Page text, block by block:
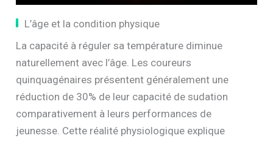
L’âge et la condition physique
La capacité à réguler sa température diminue
naturellement avec l’âge. Les coureurs
quinquagénaires présentent généralement une
réduction de 30% de leur capacité de sudation
comparativement à leurs performances de
jeunesse. Cette réalité physiologique explique